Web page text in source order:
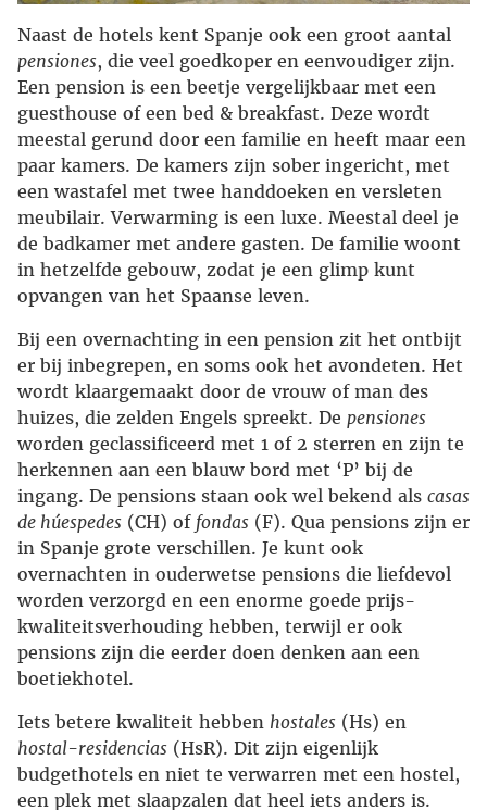
Naast de hotels kent Spanje ook een groot aantal
pensiones, die veel goedkoper en eenvoudiger zijn.
Een pension is een beetje vergelijkbaar met een
guesthouse of een bed & breakfast. Deze wordt
meestal gerund door een familie en heeft maar een
paar kamers. De kamers zijn sober ingericht, met
een wastafel met twee handdoeken en versleten
meubilair. Verwarming is een luxe. Meestal deel je
de badkamer met andere gasten. De familie woont
in hetzelfde gebouw, zodat je een glimp kunt
opvangen van het Spaanse leven.
Bij een overnachting in een pension zit het ontbijt
er bij inbegrepen, en soms ook het avondeten. Het
wordt klaargemaakt door de vrouw of man des
huizes, die zelden Engels spreekt. De pensiones
worden geclassificeerd met 1 of 2 sterren en zijn te
herkennen aan een blauw bord met ‘P’ bij de
ingang. De pensions staan ook wel bekend als casas
de húespedes (CH) of fondas (F). Qua pensions zijn er
in Spanje grote verschillen. Je kunt ook
overnachten in ouderwetse pensions die liefdevol
worden verzorgd en een enorme goede prijs-
kwaliteitsverhouding hebben, terwijl er ook
pensions zijn die eerder doen denken aan een
boetiekhotel.
Iets betere kwaliteit hebben hostales (Hs) en
hostal-residencias (HsR). Dit zijn eigenlijk
budgethotels en niet te verwarren met een hostel,
een plek met slaapzalen dat heel iets anders is.